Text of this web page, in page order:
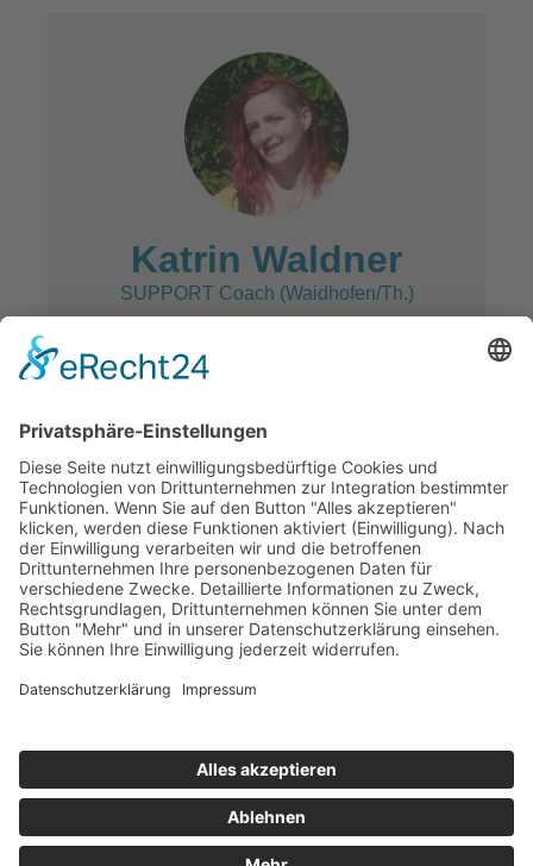
Katrin Waldner
SUPPORT Coach (Waidhofen/Th.)
Mobil: 0699/15 66 02 03
E-Mail: katrin.waldner[at]oeziv.org
zuständig für die Bezirke:
Waidhofen/Thaya und Gmünd
Sprechtage & Termine
© 2025 ÖZIV Bundesverband – Alle Rechte vorbehalten
Home
Kontakt
Barrierefreiheitserklärung
Datenschutz
Impressum